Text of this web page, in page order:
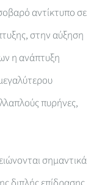
αντίκτυπο σε
στην αύξηση
η ανάπτυξη
πυρήνες,
σημαντικά